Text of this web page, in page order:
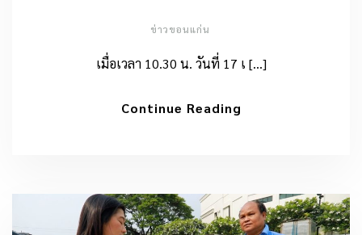
ข่าวขอนแก่น
เมื่อเวลา 10.30 น. วันที่ 17 เ […]
Continue Reading